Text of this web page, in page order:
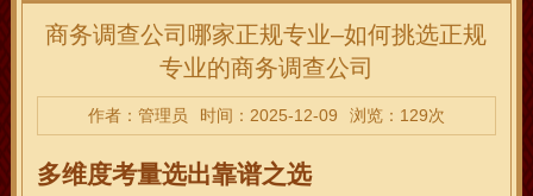
商务调查公司哪家正规专业–如何挑选正规
专业的商务调查公司
作者：管理员 时间：2025-12-09 浏览：129次
多维度考量选出靠谱之选